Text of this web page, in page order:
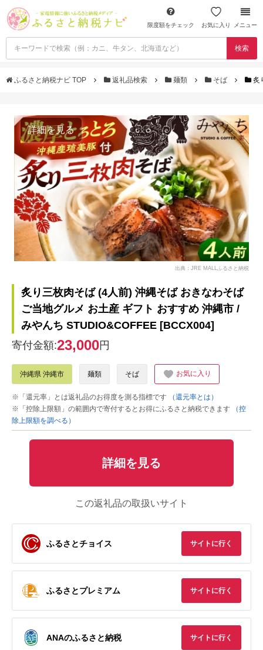
限度額をチェック お気に入り メニュー
検索
ふるさと納税ナビ TOP 返礼品検索 麺類 そば 炙
詳細を見る
出典：JRE MALLふるさと納税
炙り三枚肉そば (4人前) 沖縄そば おきなわそば
ご当地グルメ お土産 ギフト おすすめ 沖縄市 /
みやんち STUDIO&COFFEE [BCCX004]
寄付金額:23,000円
沖縄県 沖縄市 麺類 そば お気に入り
※「還元率」とは返礼品のお得度を測る指標です
（還元率とは）
※「控除上限額」の範囲内で寄付するとお得にふるさと納税できます
（控
除上限額を調べる）
詳細を見る
この返礼品の取扱いサイト
ふるさとチョイス サイトに行く
ふるさとプレミアム サイトに行く
ANAのふるさと納税 サイトに行く